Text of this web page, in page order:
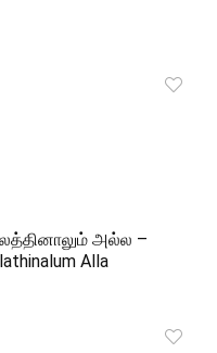
அல்ல –
Alla